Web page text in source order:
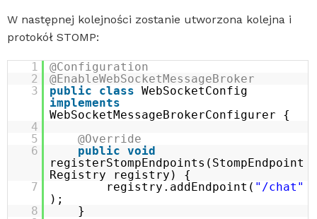
W następnej kolejności zostanie utworzona kolejna i
protokół STOMP:
1
@Configuration
2
@EnableWebSocketMessageBroker
3
public class WebSocketConfig
implements
WebSocketMessageBrokerConfigurer {
4
5
@Override
6
public void
registerStompEndpoints(StompEndpoint
Registry registry) {
7
registry.addEndpoint( "/chat"
);
8
}